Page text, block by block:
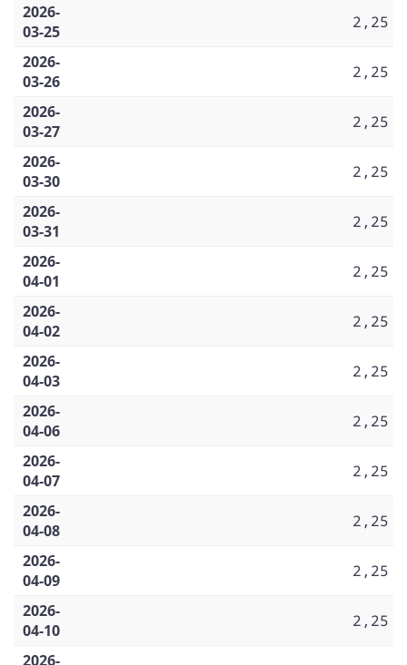
2026-
03-25
2,25
2026-
03-26
2,25
2026-
03-27
2,25
2026-
03-30
2,25
2026-
03-31
2,25
2026-
04-01
2,25
2026-
04-02
2,25
2026-
04-03
2,25
2026-
04-06
2,25
2026-
04-07
2,25
2026-
04-08
2,25
2026-
04-09
2,25
2026-
04-10
2,25
2026-